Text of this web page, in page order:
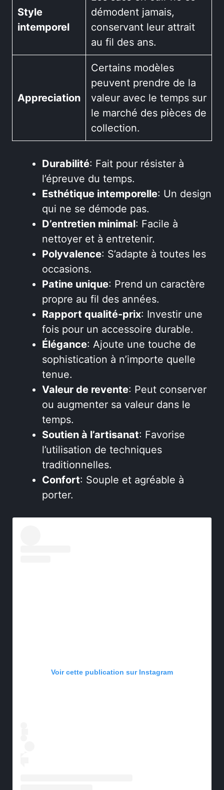
Style
intemporel
démodent jamais,
conservant leur attrait
au fil des ans.
Appreciation
Certains modèles
peuvent prendre de la
valeur avec le temps sur
le marché des pièces de
collection.
Durabilité: Fait pour résister à
l’épreuve du temps.
Esthétique intemporelle: Un design
qui ne se démode pas.
D’entretien minimal: Facile à
nettoyer et à entretenir.
Polyvalence: S’adapte à toutes les
occasions.
Patine unique: Prend un caractère
propre au fil des années.
Rapport qualité-prix: Investir une
fois pour un accessoire durable.
Élégance: Ajoute une touche de
sophistication à n’importe quelle
tenue.
Valeur de revente: Peut conserver
ou augmenter sa valeur dans le
temps.
Soutien à l’artisanat: Favorise
l’utilisation de techniques
traditionnelles.
Confort: Souple et agréable à
porter.
Voir cette publication sur Instagram